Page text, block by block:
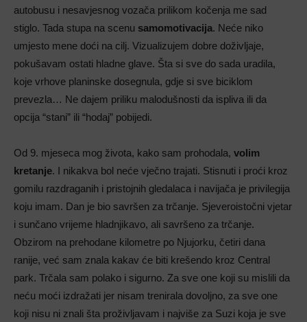
autobusu i nesavjesnog vozača prilikom kočenja me sad
stiglo. Tada stupa na scenu samomotivacija. Neće niko
umjesto mene doći na cilj. Vizualizujem dobre doživljaje,
pokušavam ostati hladne glave. Šta si sve do sada uradila,
koje vrhove planinske dosegnula, gdje si sve biciklom
prevezla… Ne dajem priliku malodušnosti da ispliva ili da
opcija “stani” ili “hodaj” pobijedi.
Od 9. mjeseca mog života, kako sam prohodala, volim
kretanje. I nikakva bol neće vječno trajati. Stisnuti i proći kroz
gomilu razdraganih i pristojnih gledalaca i navijača je privilegija
koju imam. Dan je bio savršen za trčanje. Sjeveroistočni vjetar
i sunčano vrijeme hladnjikavo, ali savršeno za trčanje.
Obzirom na prehodane kilometre po Njujorku, četiri dana
ranije, već sam znala kakav će biti krešendo kroz Central
park. Trčala sam polako i sigurno. Za sve one koji su mislili da
neću moći izdražati jer nisam trenirala dovoljno, za sve one
koji nisu ni znali šta proživljavam i najviše za Suzi koja je sve